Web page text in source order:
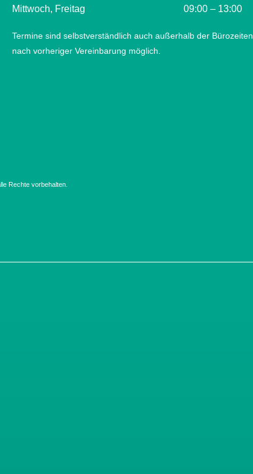
Mittwoch, Freitag
09:00 – 13:00
Termine sind selbstverständlich auch außerhalb der Bürozeiten
nach vorheriger Vereinbarung möglich.
Rechte vorbehalten.